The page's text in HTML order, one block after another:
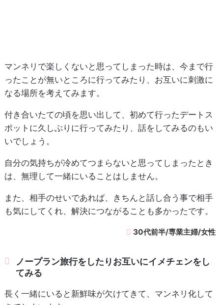
マンネリで楽しくないと思ってしまった時は、今まで行
ったことが無いところに行ってみたり、お互いに刺激に
なる場所を考えてみます。
付き合いたての頃を思い出して、初めて行ったデートス
ポットに久しぶりに行ってみたり、話をしてみるのもい
いでしょう。
自分の気持ちが冷めてつまらないと思ってしまったとき
は、無理して一緒にいることはしません。
また、相手のせいであれば、きちんと話し合う事で相手
も気にしてくれ、解決につながることも多かったです。
30代前半/専業主婦/女性
ノープラン旅行をしたりお互いにイメチェンをし
てみる
長く一緒にいると新鮮味が欠けてきて、マンネリ化して